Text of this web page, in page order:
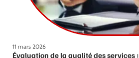
11 mars 2026
Évaluation de la qualité des services